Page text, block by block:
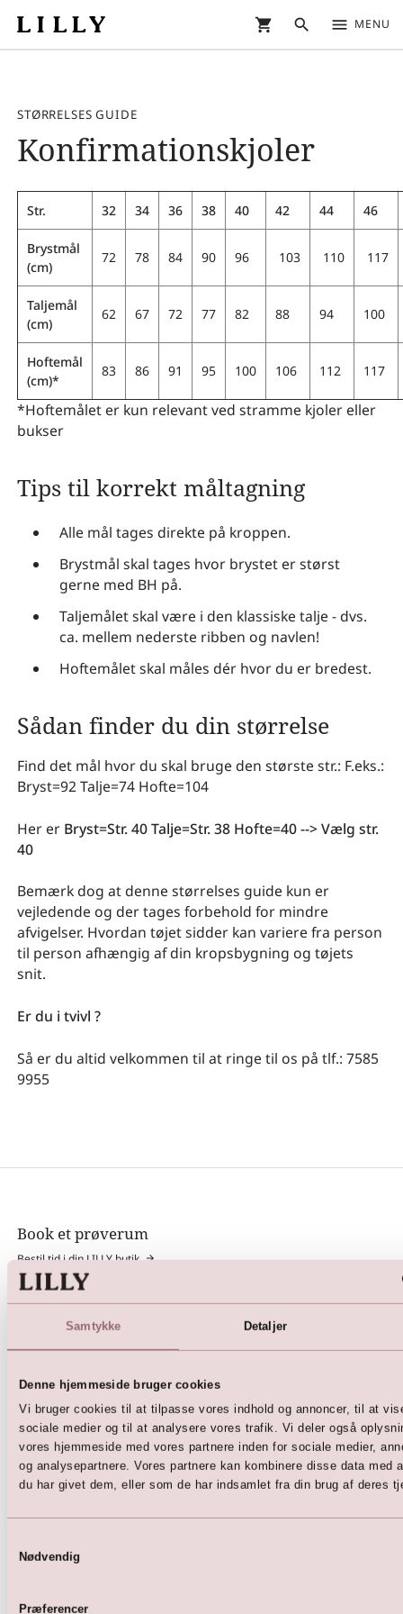
Samtykke Detaljer
Denne hjemmeside bruger cookies
Vi bruger cookies til at tilpasse vores indhold og annoncer, til at
sociale medier og til at analysere vores trafik. Vi deler også
vores hjemmeside med vores partnere inden for sociale medier,
og analysepartnere. Vores partnere kan kombinere disse data med
du har givet dem, eller som de har indsamlet fra din brug af deres
Nødvendig
Præferencer
shopping_cart search menu MENU
STØRRELSES GUIDE
Konfirmationskjoler
Str. 32 34 36 38 40 42 44 46
Brystmål
(cm)
72 78 84 90 96 103 110 117
Taljemål
(cm)
62 67 72 77 82 88 94 100
Hoftemål
(cm)*
83 86 91 95 100 106 112 117
*Hoftemålet er kun relevant ved stramme kjoler eller
bukser
Tips til korrekt måltagning
Alle mål tages direkte på kroppen.
Brystmål skal tages hvor brystet er størst
gerne med BH på.
Taljemålet skal være i den klassiske talje - dvs.
ca. mellem nederste ribben og navlen!
Hoftemålet skal måles dér hvor du er bredest.
Sådan finder du din størrelse
Find det mål hvor du skal bruge den største str.: F.eks.:
Bryst=92 Talje=74 Hofte=104
Her er Bryst=Str. 40Talje=Str. 38 Hofte=40 --> Vælg str.
40
Bemærk dog at denne størrelses guide kun er
vejledende og der tages forbehold for mindre
afvigelser. Hvordan tøjet sidder kan variere fra person
til person afhængig af din kropsbygning og tøjets
snit.
Er du i tvivl ?
Så er du altid velkommen til at ringe til os på tlf.: 7585
9955
Book et prøverum
Bestil tid i din LILLY butik
Nyhedsbrev
Tilmeld dig vores nyhedsbrev
@lillybrudekjoler
(Facebook |Instagram )
@lillykonfirmation
Facebook Instagram |
Kollektioner
Brudepigekjoler